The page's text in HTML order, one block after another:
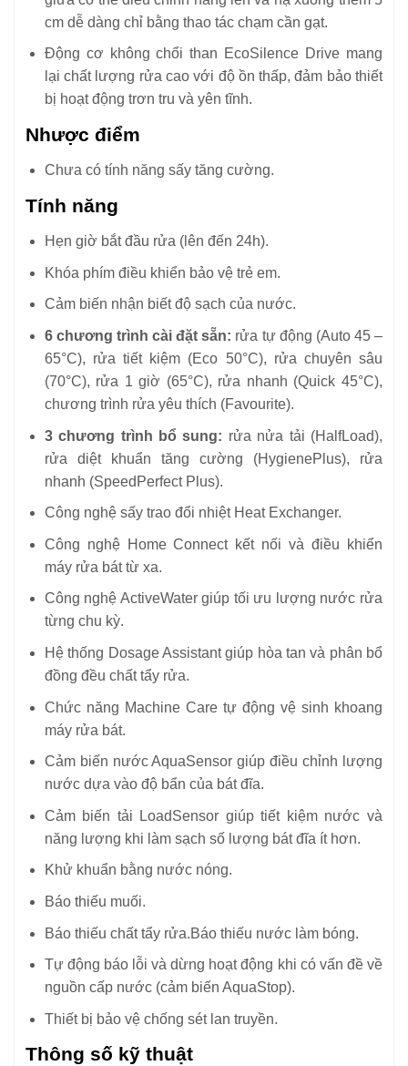
cm dễ dàng chỉ bằng thao tác chạm cần gạt.
Động cơ không chổi than EcoSilence Drive mang
lại chất lượng rửa cao với độ ồn thấp, đảm bảo thiết
bị hoạt động trơn tru và yên tĩnh.
Nhược điểm
Chưa có tính năng sấy tăng cường.
Tính năng
Hẹn giờ bắt đầu rửa (lên đến 24h).
Khóa phím điều khiển bảo vệ trẻ em.
Cảm biến nhận biết độ sạch của nước.
6 chương trình cài đặt sẵn: rửa tự động (Auto 45 –
65°C), rửa tiết kiệm (Eco 50°C), rửa chuyên sâu
(70°C), rửa 1 giờ (65°C), rửa nhanh (Quick 45°C),
chương trình rửa yêu thích (Favourite).
3 chương trình bổ sung: rửa nửa tải (HalfLoad),
rửa diệt khuẩn tăng cường (HygienePlus), rửa
nhanh (SpeedPerfect Plus).
Công nghệ sấy trao đổi nhiệt Heat Exchanger.
Công nghệ Home Connect kết nối và điều khiển
máy rửa bát từ xa.
Công nghệ ActiveWater giúp tối ưu lượng nước rửa
từng chu kỳ.
Hệ thống Dosage Assistant giúp hòa tan và phân bổ
đồng đều chất tẩy rửa.
Chức năng Machine Care tự động vệ sinh khoang
máy rửa bát.
Cảm biến nước AquaSensor giúp điều chỉnh lượng
nước dựa vào độ bẩn của bát đĩa.
Cảm biến tải LoadSensor giúp tiết kiệm nước và
năng lượng khi làm sạch số lượng bát đĩa ít hơn.
Khử khuẩn bằng nước nóng.
Báo thiếu muối.
Báo thiếu chất tẩy rửa.Báo thiếu nước làm bóng.
Tự động báo lỗi và dừng hoạt động khi có vấn đề về
nguồn cấp nước (cảm biến AquaStop).
Thiết bị bảo vệ chống sét lan truyền.
Thông số kỹ thuật